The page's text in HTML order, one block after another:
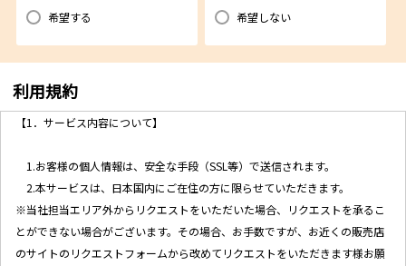
希望する 希望しない
利用規約
【1．サービス内容について】
1.お客様の個人情報は、安全な手段（SSL等）で送信されます。
2.本サービスは、日本国内にご在住の方に限らせていただきます。
※当社担当エリア外からリクエストをいただいた場合、リクエストを承るこ
とができない場合がございます。その場合、お手数ですが、お近くの販売店
のサイトのリクエストフォームから改めてリクエストをいただきます様お願